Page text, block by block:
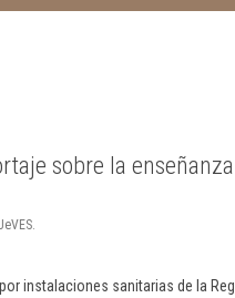
sobre la
instalaciones sanitarias de la